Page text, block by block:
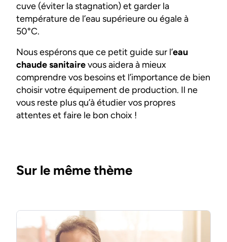
cuve (éviter la stagnation) et garder la
température de l’eau supérieure ou égale à
50°C.
Nous espérons que ce petit guide sur l’eau
chaude sanitairevous aidera à mieux
comprendre vos besoins et l’importance de bien
choisir votre équipement de production. Il ne
vous reste plus qu’à étudier vos propres
attentes et faire le bon choix !
Sur le même thème